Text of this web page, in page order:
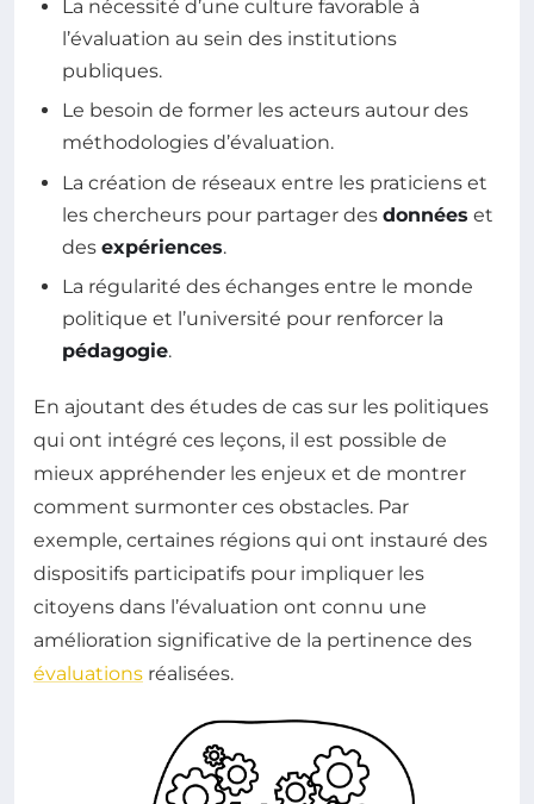
La nécessité d’une culture favorable à
l’évaluation au sein des institutions
publiques.
Le besoin de former les acteurs autour des
méthodologies d’évaluation.
La création de réseaux entre les praticiens et
les chercheurs pour partager des données et
des expériences.
La régularité des échanges entre le monde
politique et l’université pour renforcer la
pédagogie.
En ajoutant des études de cas sur les politiques
qui ont intégré ces leçons, il est possible de
mieux appréhender les enjeux et de montrer
comment surmonter ces obstacles. Par
exemple, certaines régions qui ont instauré des
dispositifs participatifs pour impliquer les
citoyens dans l’évaluation ont connu une
amélioration significative de la pertinence des
évaluations réalisées.